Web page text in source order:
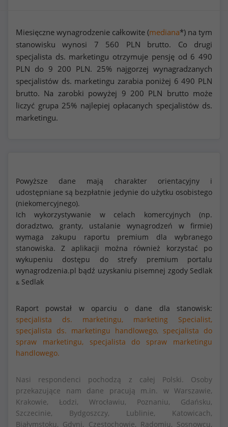
Miesięczne wynagrodzenie całkowite (mediana*) na tym
stanowisku wynosi 7 560 PLN brutto. Co drugi
specjalista ds. marketingu otrzymuje pensję od 6 490
PLN do 9 200 PLN. 25% najgorzej wynagradzanych
specjalistów ds. marketingu zarabia poniżej 6 490 PLN
brutto. Na zarobki powyżej 9 200 PLN brutto może
liczyć grupa 25% najlepiej opłacanych specjalistów ds.
marketingu.
Powyższe dane mają charakter orientacyjny i
udostępniane są bezpłatnie jedynie do użytku osobistego
(niekomercyjnego).
Ich wykorzystywanie w celach komercyjnych (np.
doradztwo, granty, ustalanie wynagrodzeń w firmie)
wymaga zakupu raportu premium dla wybranego
stanowiska. Z aplikacji można również korzystać po
wykupeniu dostępu do strefy premium portalu
wynagrodzenia.pl bądź uzyskaniu pisemnej zgody Sedlak
& Sedlak
Raport powstał w oparciu o dane dla stanowisk:
specjalista ds. marketingu,
marketing Specialist,
specjalista ds. marketingu handlowego, specjalista do
spraw marketingu,
specjalista do spraw marketingu
handlowego.
Nasi respondenci pochodzą z całej Polski. Osoby
przekazujące nam dane pracują m.in. w Warszawie,
Krakowie, Łodzi, Wrocławiu, Poznaniu, Gdańsku,
Szczecinie, Bydgoszczy, Lublinie, Katowicach,
Białymstoku, Gdyni, Częstochowie, Radomiu, Sosnowcu,